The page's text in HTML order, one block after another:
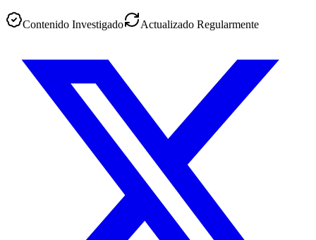
Contenido Investigado Actualizado Regularmente